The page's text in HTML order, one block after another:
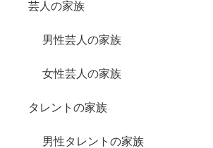
芸人の家族
男性芸人の家族
女性芸人の家族
タレントの家族
男性タレントの家族